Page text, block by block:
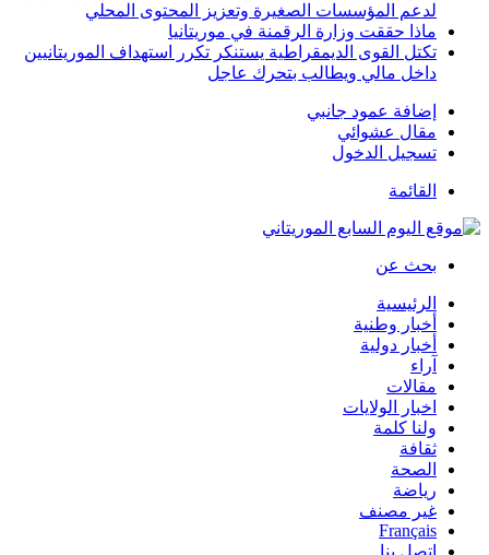
لدعم المؤسسات الصغيرة وتعزيز المحتوى المحلي
ماذا حققت وزارة الرقمنة في موريتانيا
تكتل القوى الديمقراطية يستنكر تكرر استهداف الموريتانيين
داخل مالي ويطالب بتحرك عاجل
إضافة عمود جانبي
مقال عشوائي
تسجيل الدخول
القائمة
بحث عن
الرئيسية
أخبار وطنية
أخبار دولية
آراء
مقالات
اخبار الولايات
ولنا كلمة
ثقافة
الصحة
رياضة
غير مصنف
Français
اتصل بنا